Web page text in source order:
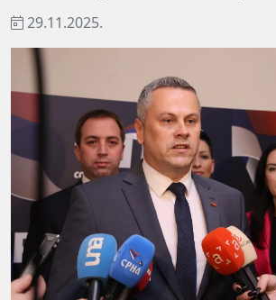
29.11.2025.